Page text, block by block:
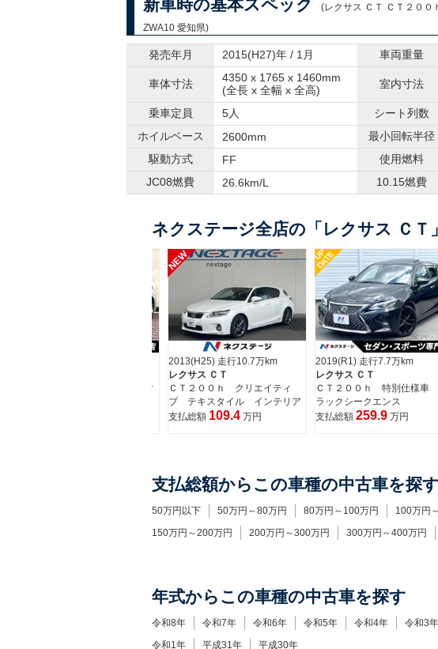
新車時の基本スペック
(レクサス ＣＴ ＣＴ２００
ZWA10 愛知県)
発売年月 2015(H27)年 / 1月 車両重量
車体寸法
4350 x 1765 x 1460mm
(全長 x 全幅 x 全高)
室内寸法
乗車定員
5人 シート列数
ホイルベース
2600mm 最小回転半径
駆動方式
FF 使用燃料
JC08燃費
26.6km/L 10.15燃費
ネクステージ全店の「レクサス ＣＴ
UP
DATE
2019(R1) 走行7.7万km
レクサス ＣＴ
ＣＴ２００ｈ 特別仕様車 ブ
ラックシークエンス
支払総額 259.9 万円
UP
DATE
2011(H23) 走行9.4万km
レクサス ＣＴ
ＣＴ２００ｈ バージョンＣ
支払総額84.9万円
支払総額からこの車種の中古車を探す
50万円以下 50万円～80万円 80万円～100万円
100万円
150万円～200万円
200万円～300万円 300万円～400万円
年式からこの車種の中古車を探す
令和8年 令和7年 令和6年 令和5年 令和4年 令和3年
令和1年
平成31年 平成30年